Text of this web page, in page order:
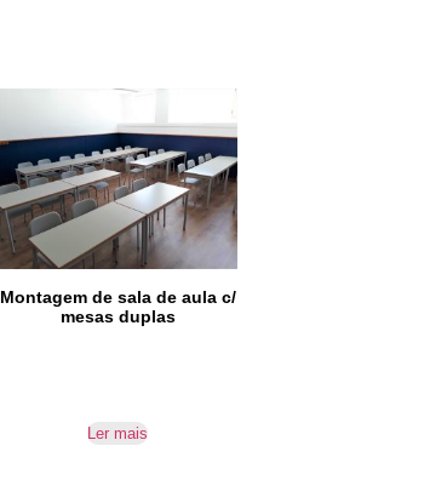
Montagem de sala de aula c/
mesas duplas
Ler mais